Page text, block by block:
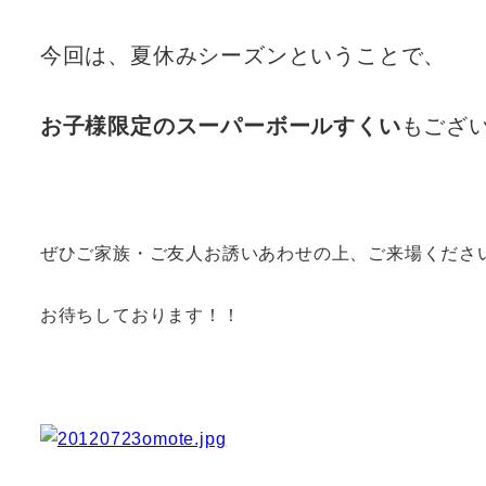
今回は、夏休みシーズンということで、
お子様限定のスーパーボールすくいもござ
ぜひご家族・ご友人お誘いあわせの上、ご来場くださ
お待ちしております！！